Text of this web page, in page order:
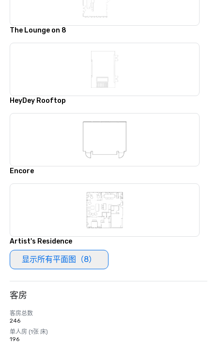
The Lounge on 8
HeyDey Rooftop
Encore
Artist's Residence
显示所有平面图（8）
客房
客房总数
246
单人房 (1张 床)
196